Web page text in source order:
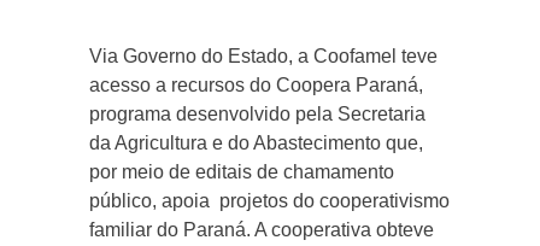
Via Governo do Estado, a Coofamel teve
acesso a recursos do Coopera Paraná,
programa desenvolvido pela Secretaria
da Agricultura e do Abastecimento que,
por meio de editais de chamamento
público, apoia projetos do cooperativismo
familiar do Paraná. A cooperativa obteve